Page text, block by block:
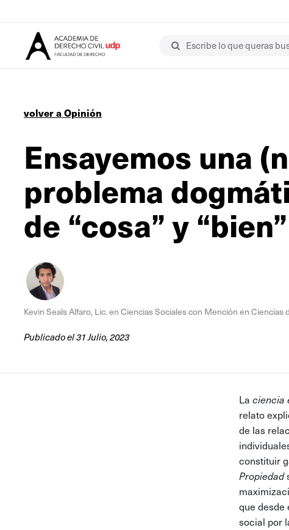
Escribe lo que queras
volver a Opinión
Ensayemos una
problema
de “cosa” y “bien”
Kevin Seals Alfaro, Lic. en Ciencias Sociales con Mención en
Publicado el 31 Julio, 2023
La ciencia
relato
de las
constituir
Propiedad
que desde
social por